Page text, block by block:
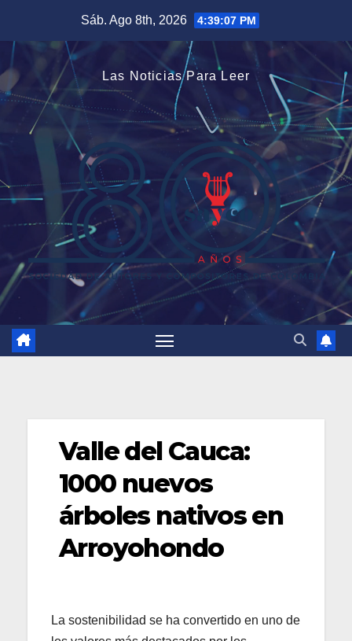
contenido
Sáb. Ago 8th, 2026 4:39:08 PM
Las Noticias Para Leer
Valle del Cauca:
1000 nuevos
árboles nativos en
Arroyohondo
La sostenibilidad se ha convertido en uno de